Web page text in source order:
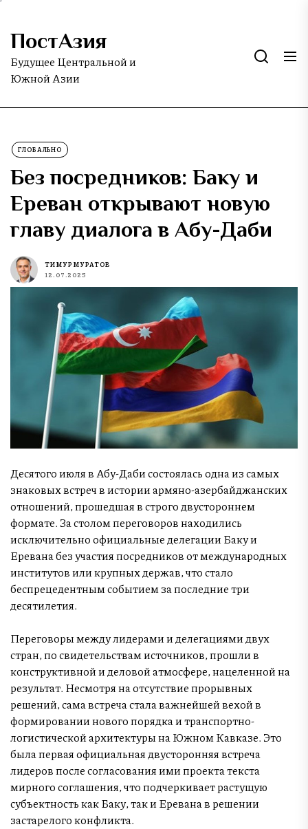
Skip
the
content
ПостАзия
Будущее Центральной и
Южной Азии
ГЛОБАЛЬНО
Без посредников: Баку и
Ереван открывают новую
главу диалога в Абу-Даби
ТИМУР МУРАТОВ
12.07.2025
Десятого июля в Абу-Даби состоялась одна из самых
знаковых встреч в истории армяно-азербайджанских
отношений, прошедшая в строго двустороннем
формате. За столом переговоров находились
исключительно официальные делегации Баку и
Еревана без участия посредников от международных
институтов или крупных держав, что стало
беспрецедентным событием за последние три
десятилетия.
Переговоры между лидерами и делегациями двух
стран, по свидетельствам источников, прошли в
конструктивной и деловой атмосфере, нацеленной на
результат. Несмотря на отсутствие прорывных
решений, сама встреча стала важнейшей вехой в
формировании нового порядка и транспортно-
логистической архитектуры на Южном Кавказе. Это
была первая официальная двусторонняя встреча
лидеров после согласования ими проекта текста
мирного соглашения, что подчеркивает растущую
субъектность как Баку, так и Еревана в решении
застарелого конфликта.